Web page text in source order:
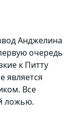
Анджелина
очередь
к Питту
является
Все
ложью.